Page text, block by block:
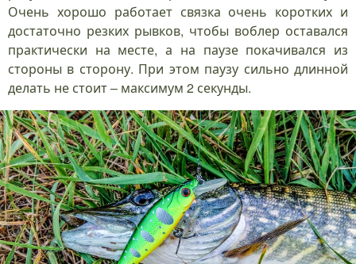
Очень хорошо работает связка очень коротких и
достаточно резких рывков, чтобы воблер оставался
практически на месте, а на паузе покачивался из
стороны в сторону. При этом паузу сильно длинной
делать не стоит – максимум 2 секунды.